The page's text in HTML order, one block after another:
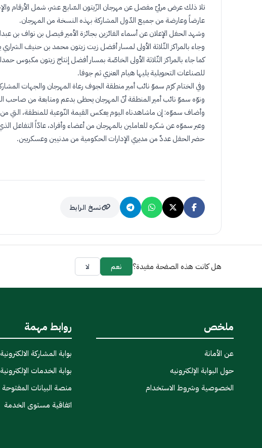
عارضاً وعارضة من جميع الدّول المشاركة بهذه النسخة من المهرجان.
وشهد الحفل الإعلان عن أسماء الفائزين بجائزة الأمير فيصل بن نواف بن
وجاء بالمراكز الثّلاثة الأولى لمسار أفضل زيت زيتون محمد بن حنيف
كما جاء بالمراكز الثّلاثة الأولى الخاصّة بمسار أفضل إنتاج زيتون
للصناعات التحويلية يليها هيام العنزي ثم جوفا.
وفي الختام كرّم سموّ نائب أمير منطقة الجوف رعاة المهرجان والجهات
ونوّه سموّ نائب أمير المنطقة أنّ المهرجان يحظى بدعم ومتابعة من صاحب
وأضاف سموّه: إن ماشاهدناه اليوم يعكس القيمة النّوعية للمنطقة، التي من
وعبر سموّه عن شكره للعاملين بالمهرجان من أعضاء وأفراد، عادّاً التفاعل
حضر الحفل عددٌ من مديري الإدارات الحكومية من مدنيين وعسكريين.
نسخ الرابط
هل كانت هذه الصفحة مفيدة؟ نعم لا
ملخص
عن الأمانة
حول البوابة الإلكترونيه
الخصوصية وشروط الاستخدام
روابط مهمة
بوابة المشاركة الالكترونية
بوابة الخدمات الإلكترونية
منصة البيانات المفتوحة
اتفاقية مستوى الخدمة